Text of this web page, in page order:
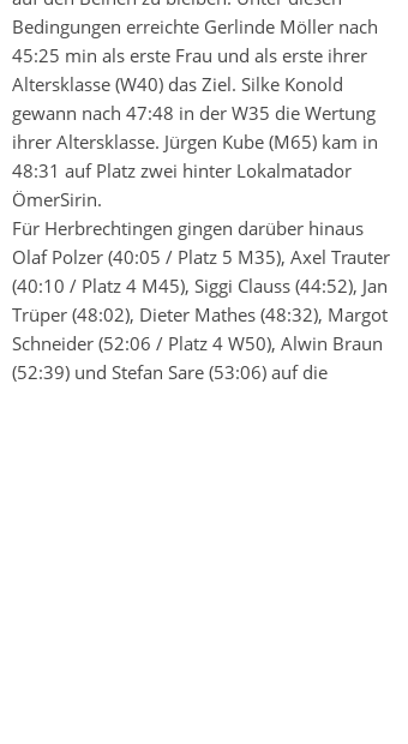
Bedingungen erreichte Gerlinde Möller nach
45:25 min als erste Frau und als erste ihrer
Altersklasse (W40) das Ziel. Silke Konold
gewann nach 47:48 in der W35 die Wertung
ihrer Altersklasse. Jürgen Kube (M65) kam in
48:31 auf Platz zwei hinter Lokalmatador
ÖmerSirin.
Für Herbrechtingen gingen darüber hinaus
Olaf Polzer (40:05 / Platz 5 M35), Axel Trauter
(40:10 / Platz 4 M45), Siggi Clauss (44:52), Jan
Trüper (48:02), Dieter Mathes (48:32), Margot
Schneider (52:06 / Platz 4 W50), Alwin Braun
(52:39) und Stefan Sare (53:06) auf die